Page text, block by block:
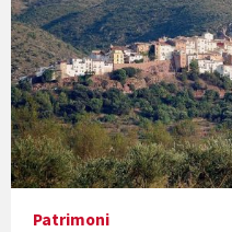
Presentació del llibre
Patrimoni